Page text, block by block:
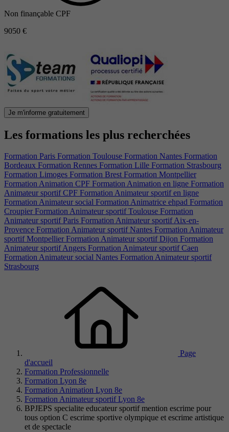
Non finançable CPF
9050 €
Je m'informe gratuitement
Les formations les plus recherchées
Formation Paris Formation Toulouse Formation Nantes Formation
Bordeaux Formation Rennes Formation Lille Formation Strasbourg
Formation Limoges Formation Brest Formation Montpellier
Formation Animation CPF Formation Animation en ligne Formation
Animateur sportif CPF Formation Animateur sportif en ligne
Formation Animateur social Formation Animatrice ehpad Formation
Croupier Formation Animateur sportif Toulouse Formation
Animateur sportif Paris Formation Animateur sportif Aix-en-
Provence Formation Animateur sportif Nantes Formation Animateur
sportif Montpellier Formation Animateur sportif Dijon Formation
Animateur sportif Angers Formation Animateur sportif Caen
Formation Animateur social Nantes Formation Animateur sportif
Strasbourg
Page
d'accueil
Formation Professionnelle
Formation Lyon 8e
Formation Animation Lyon 8e
Formation Animateur sportif Lyon 8e
BPJEPS specialite educateur sportif mention escrime pour
tous option C escrime sportive olympique et escrime artistique
et de spectacle